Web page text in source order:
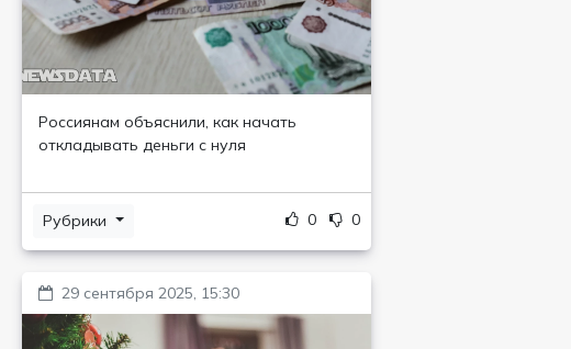
Россиянам объяснили, как начать
откладывать деньги с нуля
Рубрики 0 0
29 сентября 2025, 15:30